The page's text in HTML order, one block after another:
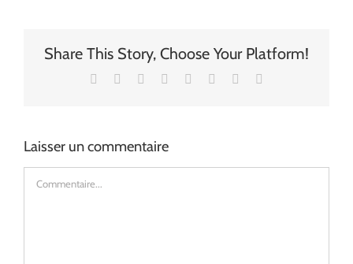
Share This Story, Choose Your Platform!
Facebook Reddit LinkedIn
TumblrPinterest
Laisser un commentaire